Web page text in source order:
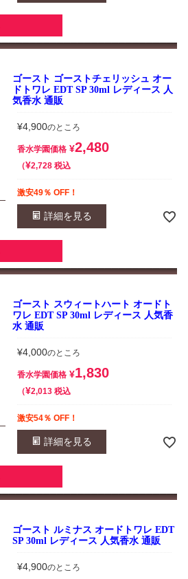
ゴースト ゴーストチェリッシュ オー
ドトワレ EDT SP 30ml レディース 人
気香水 通販
¥4,900のところ
香水学園価格 ¥2,480
¥2,728 税込
激安49％ OFF！
詳細を見る
ゴースト スウィートハート オードト
ワレ EDT SP 30ml レディース 人気香
水 通販
¥4,000のところ
香水学園価格 ¥1,830
¥2,013 税込
激安54％ OFF！
詳細を見る
ゴースト ルミナス オードトワレ EDT
SP 30ml レディース 人気香水 通販
¥4,900のところ